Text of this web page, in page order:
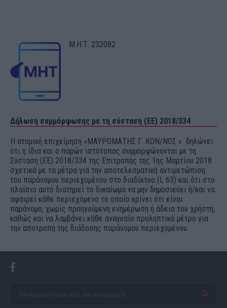
Μ.Η.Τ. 232082
Δήλωση συμμόρφωσης με τη σύσταση (ΕΕ) 2018/334
Η ατομική επιχείρηση «ΜΑΥΡΟΜΑΤΗΣ Γ. ΚΩΝ/ΝΟΣ » δηλώνει
ότι η ίδια και ο παρών ιστότοπος συμμορφώνονται με τη
Σύσταση (ΕΕ) 2018/334 της Επιτροπής της 1ης Μαρτίου 2018
σχετικά με τα μέτρα για την αποτελεσματική αντιμετώπιση
του παράνομου περιεχομένου στο διαδίκτυο (L 63) και ότι στο
πλαίσιο αυτό διατηρεί το δικαίωμα να μην δημοσιεύει ή/και να
αφαιρεί κάθε περιεχόμενο το οποίο κρίνει ότι είναι
παράνομο, χωρίς προηγούμενη ενημέρωση ή άδεια του χρήστη,
καθώς και να λαμβάνει κάθε αναγκαίο προληπτικό μέτρο για
την αποτροπή της διάδοσης παράνομου περιεχομένου.